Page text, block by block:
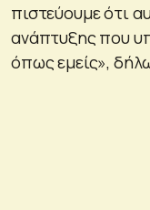
πιστεύουμε ότι
ανάπτυξης που
όπως εμείς»,